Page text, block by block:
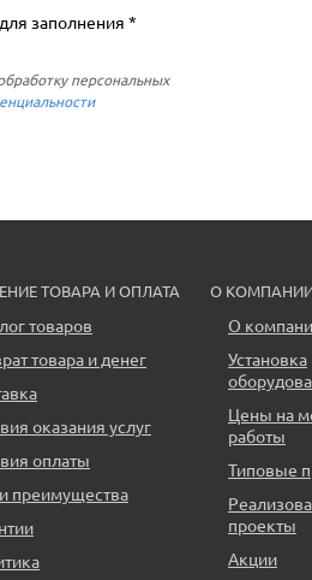
заполнения *
персональных
ТОВАРА И ОПЛАТА
товаров
товара и денег
оказания услуг
оплаты
преимущества
О
О
Установка
Цены на
работы
Типовые
проекты
Акции